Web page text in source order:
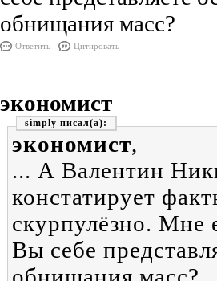
обнищания масс?
Ответить Цитировать
экономист
simply
экономист,
... А Валентин
констатирует
скурпулёзно. Мне
Вы себе